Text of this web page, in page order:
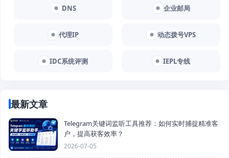
DNS 企业邮局
代理IP 动态拨号VPS
IDC系统评测 IEPL专线
最新文章
Telegram关键词监听工具推荐：如何实时捕捉精准客
户，提高获客效率？
2026-07-05